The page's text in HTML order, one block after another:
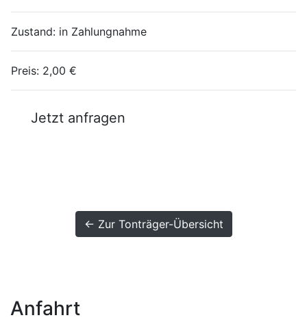
Zustand: in Zahlungnahme
Preis: 2,00 €
Jetzt anfragen
← Zur Tonträger-Übersicht
Anfahrt